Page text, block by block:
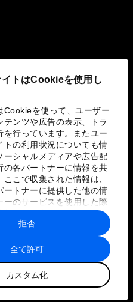
イトはCookieを使用し
Cookieを使って、ユーザー
テンツや広告の表示、トラ
を行っています。またユー
トの利用状況についても情
ーシャルメディアや広告配
の各パートナーに情報を共
こで収集された情報は、
ートナーに提供した他の情
ーのサービスを使用した際
報と組み合わされ、各パー
用されることがありま
全て許可
カスタム化
拒否
シーと利用規約
ップ
済フォーラム